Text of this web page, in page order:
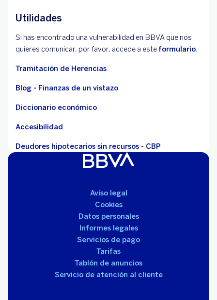
Utilidades
Si has encontrado una vulnerabilidad en BBVA que nos
quieres comunicar, por favor, accede a este formulario.
Tramitación de Herencias
Blog - Finanzas de un vistazo
Diccionario económico
Accesibilidad
Deudores hipotecarios sin recursos - CBP
Aviso legal
Cookies
Datos personales
Informes legales
Servicios de pago
Tarifas
Tablón de anuncios
Servicio de atención al cliente